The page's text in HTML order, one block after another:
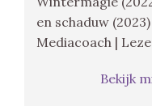
en schaduw
Mediacoach |
Bekijk